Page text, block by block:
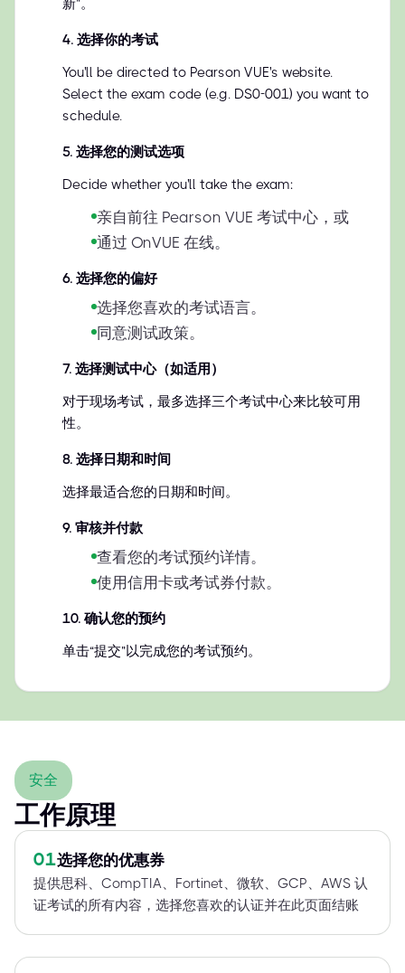
新”。
4. 选择你的考试
You'll be directed to Pearson VUE's website.
Select the exam code (e.g. DS0-001) you want to
schedule.
5. 选择您的测试选项
Decide whether you'll take the exam:
亲自前往 Pearson VUE 考试中心，或
通过 OnVUE 在线。
6. 选择您的偏好
选择您喜欢的考试语言。
同意测试政策。
7. 选择测试中心（如适用）
对于现场考试，最多选择三个考试中心来比较可用
性。
8. 选择日期和时间
选择最适合您的日期和时间。
9. 审核并付款
查看您的考试预约详情。
使用信用卡或考试券付款。
10. 确认您的预约
单击“提交”以完成您的考试预约。
安全
工作原理
01选择您的优惠券
提供思科、CompTIA、Fortinet、微软、GCP、AWS 认
证考试的所有内容，选择您喜欢的认证并在此页面结账